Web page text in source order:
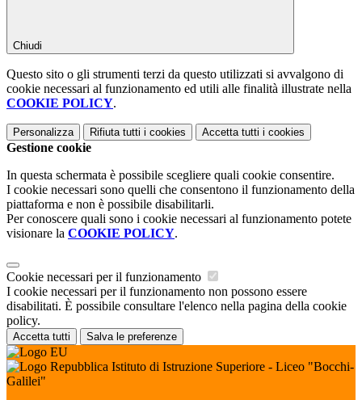
Chiudi
Questo sito o gli strumenti terzi da questo utilizzati si avvalgono di
cookie necessari al funzionamento ed utili alle finalità illustrate nella
COOKIE POLICY.
Personalizza Rifiuta tutti i cookies Accetta tutti i cookies
Gestione cookie
In questa schermata è possibile scegliere quali cookie consentire.
I cookie necessari sono quelli che consentono il funzionamento della
piattaforma e non è possibile disabilitarli.
Per conoscere quali sono i cookie necessari al funzionamento potete
visionare la COOKIE POLICY.
Cookie necessari per il funzionamento
I cookie necessari per il funzionamento non possono essere
disabilitati. È possibile consultare l'elenco nella pagina della cookie
policy.
Accetta tutti Salva le preferenze
Istituto di Istruzione Superiore - Liceo "Bocchi-
Galilei"